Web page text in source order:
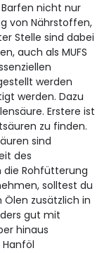
nicht nur
von Nährstoffen,
Stelle sind dabei
auch als MUFS
werden
werden. Dazu
Erstere ist
zu finden.
sind
des
die Rohfütterung
solltest du
zusätzlich in
gut mit
hinaus